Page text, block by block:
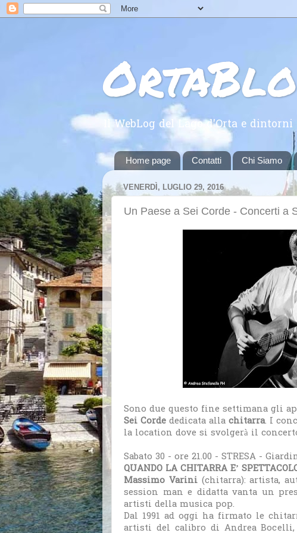
Il WebLog del Lago d'Orta e dintorni
Home page Contatti Chi Siamo
VENERDÌ, LUGLIO 29, 2016
Un Paese a Sei Corde - Concerti a
Sono due questo fine settimana gli
Sei Corde dedicata alla chitarra. I
la location dove si svolgerà il
Sabato 30 - ore 21.00 - STRESA -
QUANDO LA CHITARRA E’
Massimo Varini(chitarra): artista,
session man e didatta vanta un
artisti della musica pop.
Dal 1991 ad oggi ha firmato le
artisti del calibro di Andrea Bocelli,